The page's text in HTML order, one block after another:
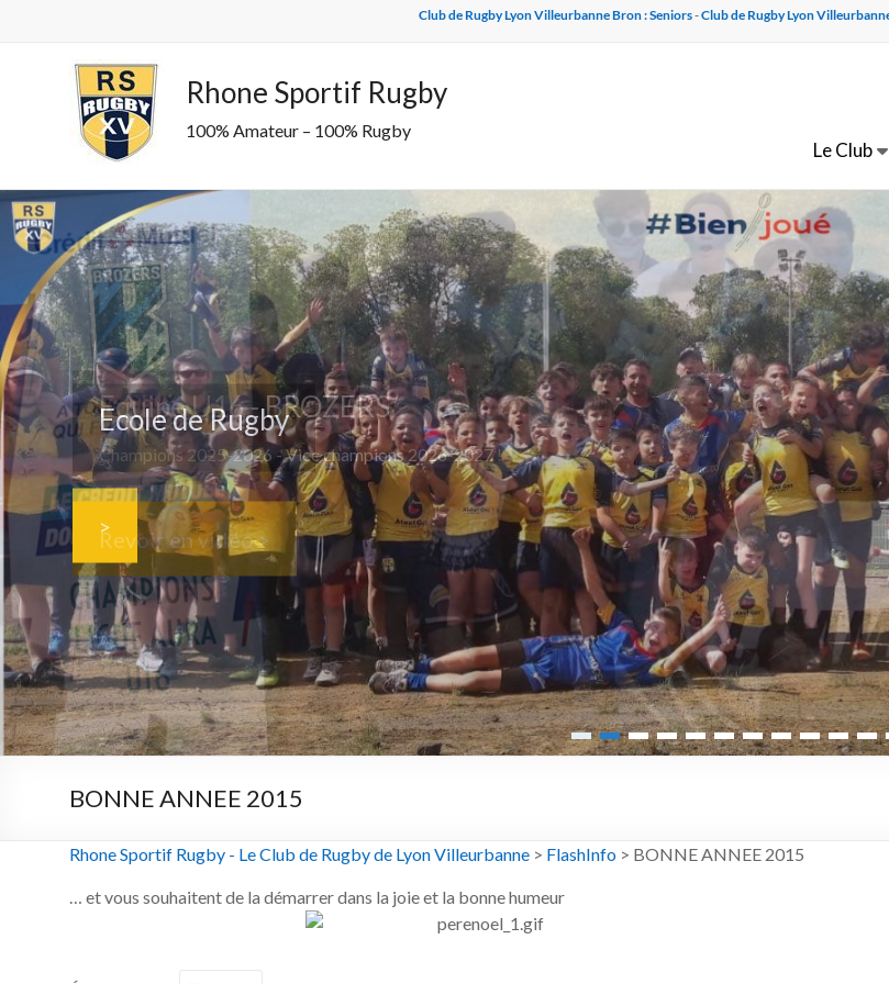
Club de Rugby Lyon Villeurbanne Bron : Seniors-Club de Rugby Lyon
Rhone Sportif Rugby
100% Amateur – 100% Rugby
Le Club
Equipe U16 - BROZERS
Champions 2025-2026 - Vice champions 2026-2027 !
Revoir en vidéo >
Ecole de Rugby
>
BONNE ANNEE 2015
Rhone Sportif Rugby - Le Club de Rugby de Lyon Villeurbanne > FlashInfo > BONNE ANNEE 2015
… et vous souhaitent de la démarrer dans la joie et la bonne humeur